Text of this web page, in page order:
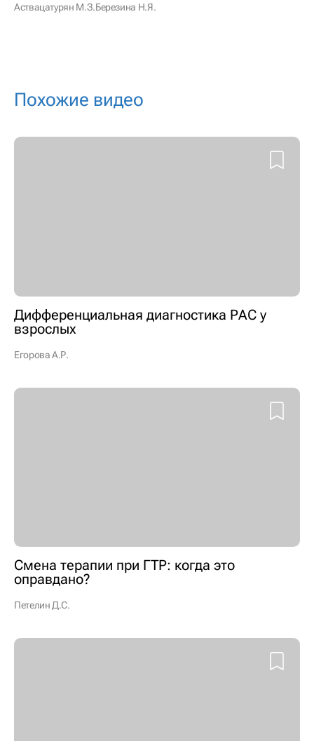
Аствацатурян М.З.Березина Н.Я.
Похожие видео
Дифференциальная диагностика РАС у
взрослых
Егорова А.Р.
Смена терапии при ГТР: когда это
оправдано?
Петелин Д.С.